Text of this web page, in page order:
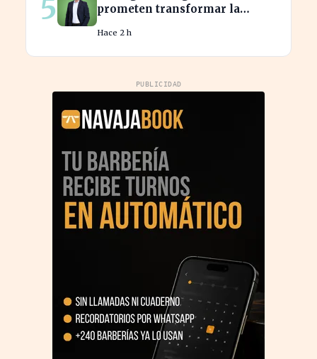
5
prometen transformar la
sostenibles
Hace 2 h
PUBLICIDAD